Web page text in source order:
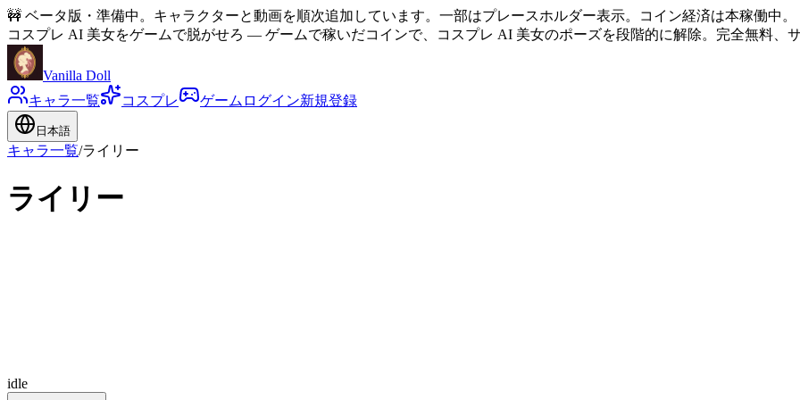
🚧 ベータ版・準備中。キャラクターと動画を順次追加しています。一部はプレースホルダー表示。コイン経済は本稼働中。
コスプレ AI 美女をゲームで脱がせろ — ゲームで稼いだコインで、コスプレ AI 美女のポーズを段階的に解除。完全無料、サ
Vanilla Doll
キャラ一覧
コスプレ ゲーム ログイン新規登録
日本語
キャラ一覧/ライリー
ライリー
idle